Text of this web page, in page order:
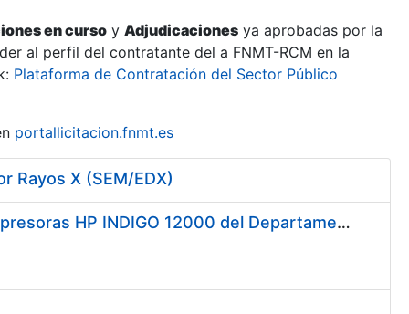
en curso y Adjudicaciones ya aprobadas por la
al perfil del contratante del a FNMT-RCM en la
Plataforma de Contratación del Sector Público
portallicitacion.fnmt.es
Rayos X (SEM/EDX)
Servicio de Mantenimiento y Asistencia Técnica Integral de las Impresoras HP INDIGO 12000 del Departamento de Timbre y serie III HP 7900 Departamento de Imprenta/Tarjetas en su sede de Madrid